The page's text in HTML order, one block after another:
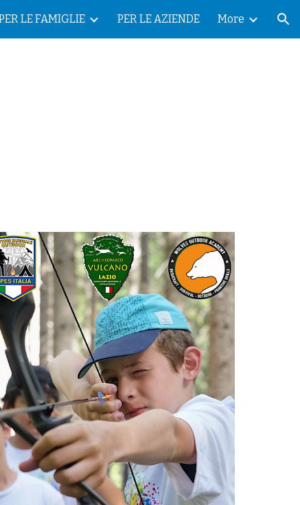
LE FAMIGLIE PER LE AZIENDE More